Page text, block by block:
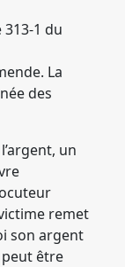
1 du
La
des
un
remet
son argent
peut être